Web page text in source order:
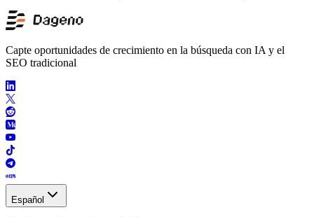
Capte oportunidades de crecimiento en la búsqueda con IA y el
SEO tradicional
Español